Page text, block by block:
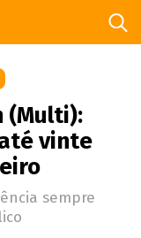
(Multi):
vinte
sempre